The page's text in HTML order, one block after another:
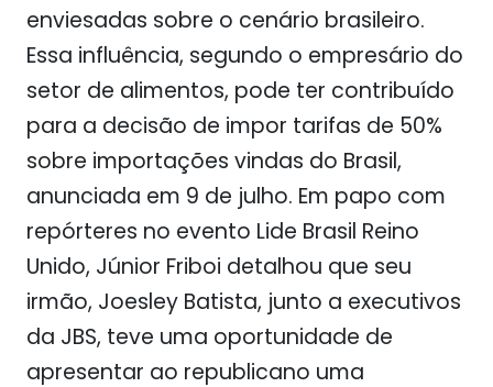
enviesadas sobre o cenário brasileiro.
Essa influência, segundo o empresário do
setor de alimentos, pode ter contribuído
para a decisão de impor tarifas de 50%
sobre importações vindas do Brasil,
anunciada em 9 de julho. Em papo com
repórteres no evento Lide Brasil Reino
Unido, Júnior Friboi detalhou que seu
irmão, Joesley Batista, junto a executivos
da JBS, teve uma oportunidade de
apresentar ao republicano uma